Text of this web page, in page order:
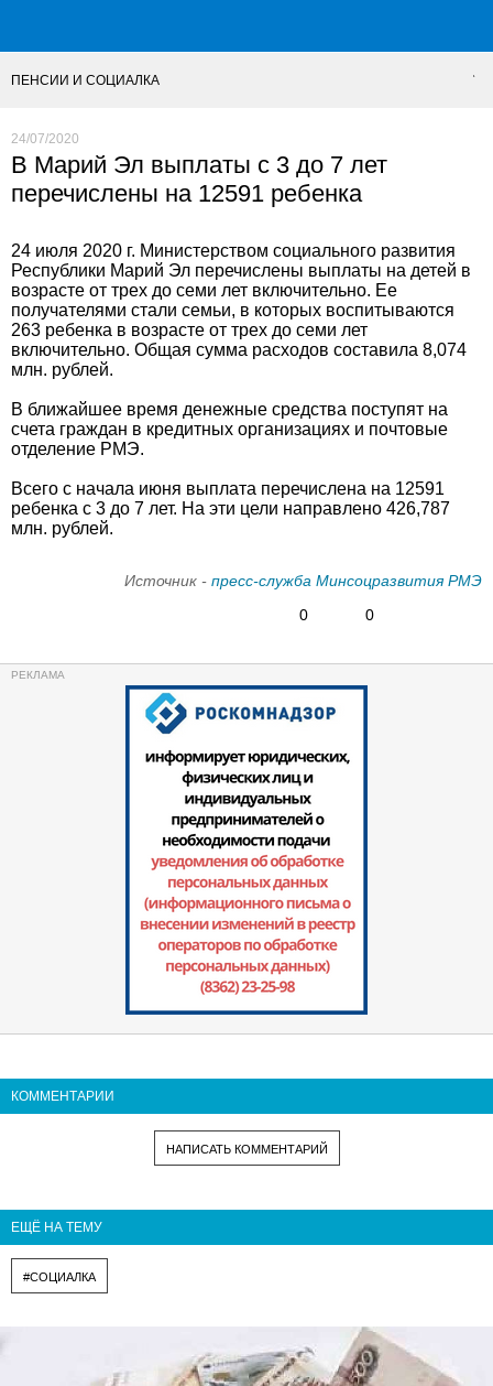
ПЕНСИИ И СОЦИАЛКА
24/07/2020
В Марий Эл выплаты с 3 до 7 лет
перечислены на 12591 ребенка
24 июля 2020 г. Министерством социального развития
Республики Марий Эл перечислены выплаты на детей в
возрасте от трех до семи лет включительно. Ее
получателями стали семьи, в которых воспитываются
263 ребенка в возрасте от трех до семи лет
включительно. Общая сумма расходов составила 8,074
млн. рублей.
В ближайшее время денежные средства поступят на
счета граждан в кредитных организациях и почтовые
отделение РМЭ.
Всего с начала июня выплата перечислена на 12591
ребенка с 3 до 7 лет. На эти цели направлено 426,787
млн. рублей.
Источник - пресс-служба Минсоцразвития РМЭ
0
0
КОММЕНТАРИИ
НАПИСАТЬ КОММЕНТАРИЙ
ЕЩЁ НА ТЕМУ
#СОЦИАЛКА